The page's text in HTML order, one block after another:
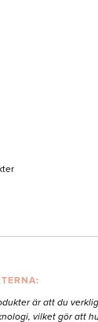
är att du
vilket gör att